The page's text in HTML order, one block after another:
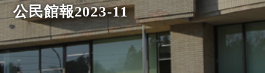
公民館報2023-11